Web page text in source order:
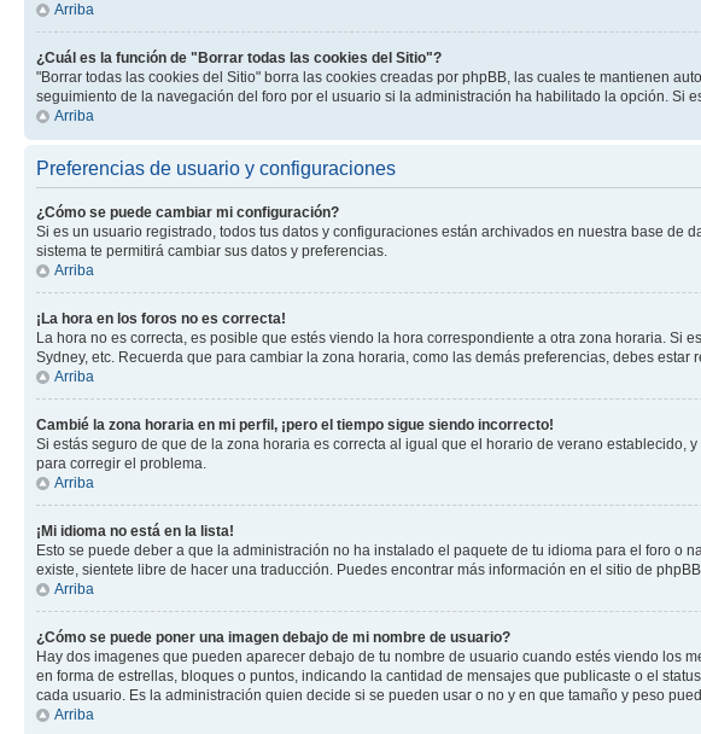
Arriba
¿Cuál es la función de "Borrar todas las cookies del Sitio"?
"Borrar todas las cookies del Sitio" borra las cookies creadas por phpBB, las cuales te mantienen
seguimiento de la navegación del foro por el usuario si la administración ha habilitado la opción.
Arriba
Preferencias de usuario y configuraciones
¿Cómo se puede cambiar mi configuración?
Si es un usuario registrado, todos tus datos y configuraciones están archivados en nuestra base
sistema te permitirá cambiar sus datos y preferencias.
Arriba
¡La hora en los foros no es correcta!
La hora no es correcta, es posible que estés viendo la hora correspondiente a otra zona horaria. Si
Sydney, etc. Recuerda que para cambiar la zona horaria, como las demás preferencias, debes
Arriba
Cambié la zona horaria en mi perfil, ¡pero el tiempo sigue siendo incorrecto!
Si estás seguro de que de la zona horaria es correcta al igual que el horario de verano
para corregir el problema.
Arriba
¡Mi idioma no está en la lista!
Esto se puede deber a que la administración no ha instalado el paquete de tu idioma para el foro
existe, sientete libre de hacer una traducción. Puedes encontrar más información en el sitio de
Arriba
¿Cómo se puede poner una imagen debajo de mi nombre de usuario?
Hay dos imagenes que pueden aparecer debajo de tu nombre de usuario cuando estés viendo
en forma de estrellas, bloques o puntos, indicando la cantidad de mensajes que publicaste o el
cada usuario. Es la administración quien decide si se pueden usar o no y en que tamaño y peso
Arriba